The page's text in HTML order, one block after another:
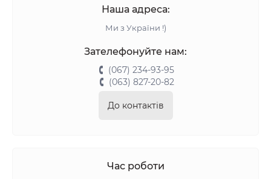
Наша адреса:
Ми з України !)
Зателефонуйте нам:
(067) 234-93-95
(063) 827-20-82
До контактів
Час роботи